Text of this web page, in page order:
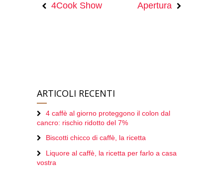
4Cook Show Apertura
ARTICOLI RECENTI
4 caffè al giorno proteggono il colon dal
cancro: rischio ridotto del 7%
Biscotti chicco di caffè, la ricetta
Liquore al caffè, la ricetta per farlo a casa
vostra